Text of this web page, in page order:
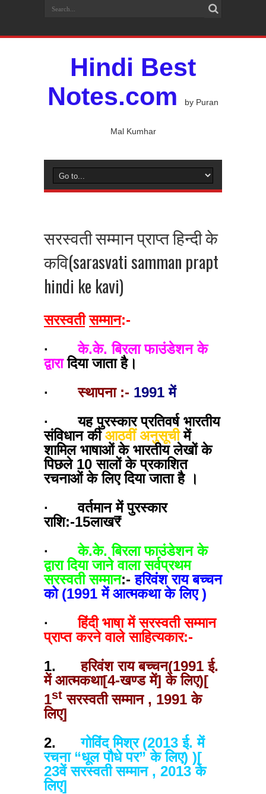
Hindi Best
Notes.com
by Puran
Mal Kumhar
सरस्वती सम्मान प्राप्त हिन्दी के
कवि(sarasvati samman prapt
hindi ke kavi)
सरस्वती सम्मान:-
·
के.के. बिरला फाउंडेशन के
द्वारादिया जाता है।
·
स्थापना :- 1991 में
· यह पुरस्कार प्रतिवर्ष भारतीय
संविधान कीआठवीं अनुसूचीमें
शामिल भाषाओं के भारतीय लेखों के
पिछले 10 सालों के प्रकाशित
रचनाओं के लिए दिया जाता है ।
· वर्तमान में पुरस्कार
राशि:-15लाख₹
·
के.के. बिरला फाउंडेशन के
द्वारा दिया जाने वाला सर्वप्रथम
सरस्वती सम्मान:-हरिवंश राय बच्चन
को (1991 में आत्मकथा के लिए )
·हिंदी भाषा में सरस्वती सम्मान
प्राप्त करने वाले साहित्यकार:-
1.हरिवंश राय बच्चन(1991 ई.
में आत्मकथा[4-खण्ड में] के लिए)[
1st सरस्वती सम्मान , 1991 के
लिए]
2.गोविंद मिश्र (2013 ई. में
रचना “धूल पौधे पर” के लिए) )[
23वें सरस्वती सम्मान , 2013 के
लिए]